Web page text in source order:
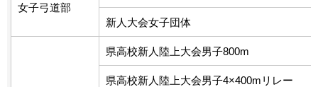
女子弓道部
新人大会女子団体
県高校新人陸上大会男子800m
県高校新人陸上大会男子4×400mリレー